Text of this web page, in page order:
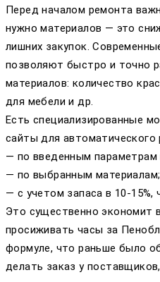
Перед началом ремонта
нужно материалов — это
лишних закупок.
позволяют быстро и точно
материалов: количество
для мебели и др.
Есть специализированные
сайты для автоматического
— по введенным
— по выбранным материалам;
— с учетом запаса в 10-
Это существенно экономит
просиживать часы за
формуле, что раньше было
делать заказ у